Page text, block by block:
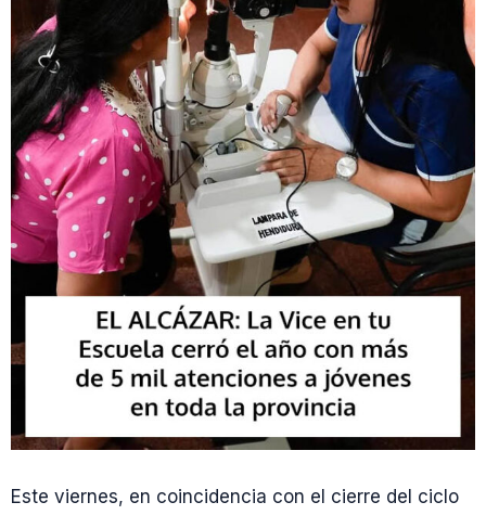
Este viernes, en coincidencia con el cierre del ciclo